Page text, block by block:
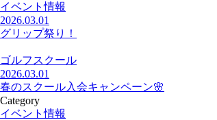
イベント情報
2026.03.01
グリップ祭り！
ゴルフスクール
2026.03.01
春のスクール入会キャンペーン🌸
Category
イベント情報